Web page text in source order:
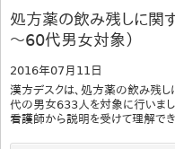
処方薬の飲み残しに関
～60代男女対象）
2016年07月11日
漢方デスクは、処方薬の飲み残
代の男女633人を対象に行いまし
看護師から説明を受けて理解で